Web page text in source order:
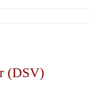
(DSV)